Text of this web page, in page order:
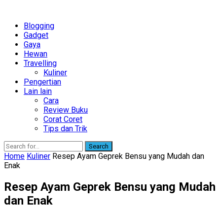
Blogging
Gadget
Gaya
Hewan
Travelling
Kuliner
Pengertian
Lain lain
Cara
Review Buku
Corat Coret
Tips dan Trik
Search
Home Kuliner Resep Ayam Geprek Bensu yang Mudah dan
Enak
Resep Ayam Geprek Bensu yang Mudah
dan Enak